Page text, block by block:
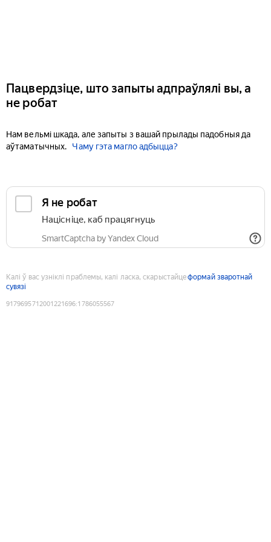
Пацвердзіце, што запыты адпраўлялі вы, а
не робат
Нам вельмі шкада, але запыты з вашай прылады падобныя да
аўтаматычных.
Чаму гэта магло адбыцца?
Я не робат
Націсніце, каб працягнуць
SmartCaptcha by Yandex Cloud
Калі ў вас узніклі праблемы, калі ласка, скарыстайцеформай зваротнай
сувязі
9179695712001221696:1786055567